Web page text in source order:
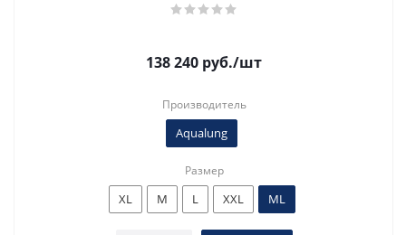
138 240 руб./шт
Производитель
Aqualung
Размер
XL M L XXL ML